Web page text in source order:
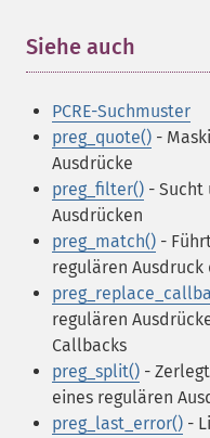
Siehe auch
PCRE-Suchmuster
preg_quote() -
Ausdrücke
preg_filter() - Sucht
Ausdrücken
preg_match() -
regulären Ausdruck
regulären
Callbacks
preg_split() -
eines regulären
preg_last_error() -